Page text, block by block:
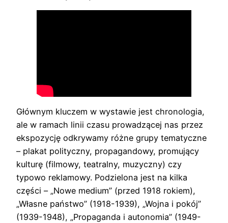
Głównym kluczem w wystawie jest chronologia,
ale w ramach linii czasu prowadzącej nas przez
ekspozycję odkrywamy różne grupy tematyczne
– plakat polityczny, propagandowy, promujący
kulturę (filmowy, teatralny, muzyczny) czy
typowo reklamowy. Podzielona jest na kilka
części – „Nowe medium” (przed 1918 rokiem),
„Własne państwo” (1918-1939), „Wojna i pokój”
(1939-1948), „Propaganda i autonomia” (1949-